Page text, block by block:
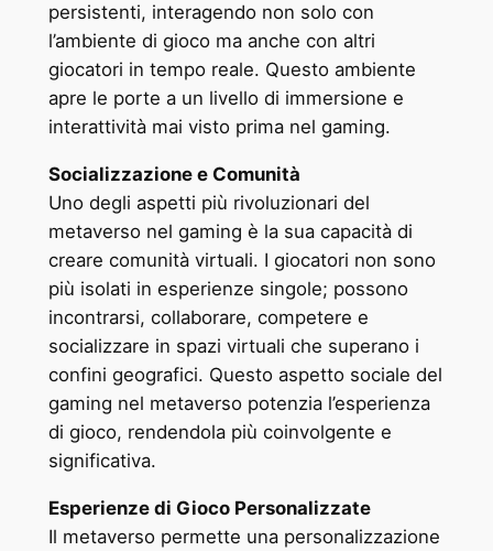
persistenti, interagendo non solo con
l’ambiente di gioco ma anche con altri
giocatori in tempo reale. Questo ambiente
apre le porte a un livello di immersione e
interattività mai visto prima nel gaming.
Socializzazione e Comunità
Uno degli aspetti più rivoluzionari del
metaverso nel gaming è la sua capacità di
creare comunità virtuali. I giocatori non sono
più isolati in esperienze singole; possono
incontrarsi, collaborare, competere e
socializzare in spazi virtuali che superano i
confini geografici. Questo aspetto sociale del
gaming nel metaverso potenzia l’esperienza
di gioco, rendendola più coinvolgente e
significativa.
Esperienze di Gioco Personalizzate
Il metaverso permette una personalizzazione